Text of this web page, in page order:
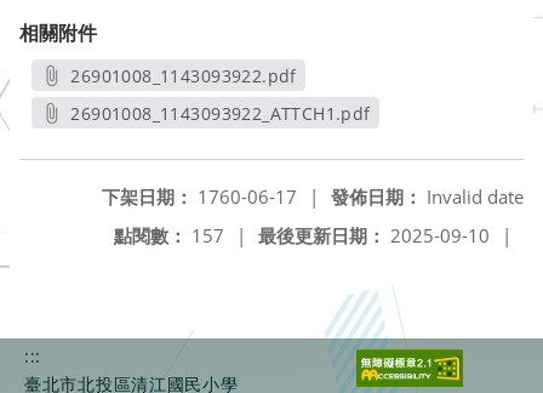
相關附件
26901008_1143093922.pdf
另開新視窗
26901008_1143093922_ATTCH1.pdf
發佈日期： Invalid date
下架日期： 1760-06-17
|
最後更新日期： 2025-09-10 |
點閱數： 157 |
:::
臺北市北投區清江國民小學